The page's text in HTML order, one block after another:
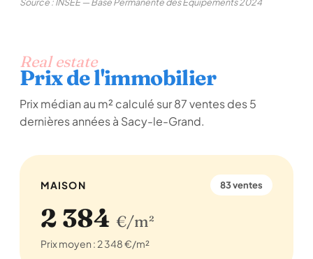
Real estate
Prix de l'immobilier
Prix médian au m² calculé sur 87 ventes des 5
dernières années à Sacy-le-Grand.
MAISON 83 ventes
2 384 €/m²
Prix moyen : 2 348 €/m²